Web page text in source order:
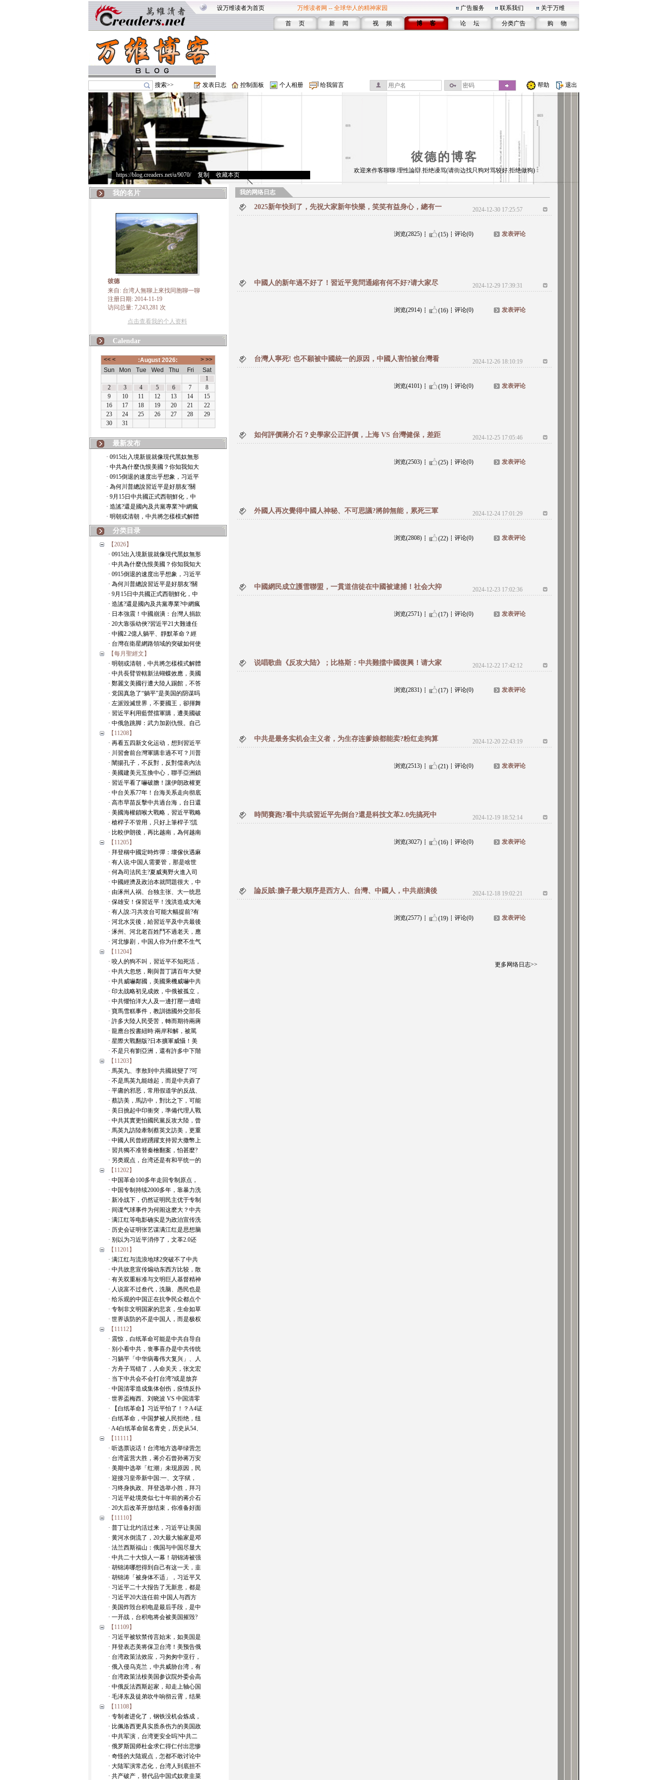
设万维读者为首页 万维读者网 -- 全球华人的精神家园 广告服务 联系我们 关于万维
首 页 新 闻 视 频 博 客 论 坛 分类广告 购 物
搜索>> 发表日志 控制面板 个人相册 给我留言 帮助 退出
彼德的博客
https://blog.creaders.net/u/9070/> 复制 收藏本页
欢迎来作客聊聊.理性論辯.拒绝谩骂(请街边找只狗对骂较好.拒绝做狗)
我的名片
彼德
来自: 台湾人無聊上來找同胞聊一聊
注册日期: 2014-11-19
访问总量: 7,243,281 次
点击查看我的个人资料
Calendar
最新发布
· 0915出入境新規就像現代黑奴無形
· 中共為什麼仇恨美國？你知我知大
· 0915倒退的速度出乎想象，习近平
· 為何川普總說習近平是好朋友?關
· 9月15日中共國正式西朝鮮化，中
· 造謠?還是國內及共黨專業?中網瘋
· 明朝或清朝，中共將怎樣模式解體
分类目录
【2026】
· 0915出入境新規就像現代黑奴無形
· 中共為什麼仇恨美國？你知我知大
· 0915倒退的速度出乎想象，习近平
· 為何川普總說習近平是好朋友?關
· 9月15日中共國正式西朝鮮化，中
· 造謠?還是國內及共黨專業?中網瘋
· 日本強震！中國崩潰：台灣人捐款
· 20大靠張幼俠?習近平21大難連任
· 中國2.2億人躺平、靜默革命？經
· 台灣在衛星網路領域的突破如何使
【每月聖經文】
· 明朝或清朝，中共將怎樣模式解體
· 中共長臂管轄新法蝴蝶效應，美國
· 鄭麗文美國行遭大陸人踢館，不答
· 党国真急了“躺平”是美国的阴谋吗
· 左派毀滅世界，不要國王，卻揮舞
· 習近平利用藍營擋軍購，遭美國破
· 中俄急跳脚：武力加剧仇恨。自己
【11208】
· 再看五四新文化运动，想到習近平
· 川習會前台灣軍購非過不可？川普
· 闡揚孔子，不反對，反對儒表內法
· 美國建美元互換中心，聯手亞洲鎖
· 習近平看了嚇破膽！讓伊朗政權更
· 中台关系77年！台海关系走向彻底
· 高市早苗反擊中共過台海，台日還
· 美國海權鎖喉大戰略，習近平戰略
· 槍桿子不管用，只好上筆桿子?謊
· 比較伊朗後，再比越南，為何越南
【11205】
· 拜登稱中國定時炸彈：壞傢伙遇麻
· 有人说:中国人需要管，那是啥世
· 何為司法民主?夏威夷野火進入司
· 中國經濟及政治本就問題很大，中
· 由涿州人祸、台独主张、大一统思
· 保雄安！保習近平！洩洪造成大淹
· 有人說:习共攻台可能大幅提前?有
· 河北水災後，給習近平及中共最後
· 涿州、河北老百姓鬥不過老天，應
· 河北惨剧，中国人你为什麽不生气
【11204】
· 咬人的狗不叫，習近平不知死活，
· 中共大忽悠，剛與普丁講百年大變
· 中共威嚇鄰國，美國乘機威嚇中共
· 印太战略初见成效，中俄被孤立，
· 中共懼怕洋大人及一邊打壓一邊暗
· 寶馬雪糕事件，教訓德國外交部長
· 許多大陸人民受苦，轉而期待兩蔣
· 龍應台投書紐時:兩岸和解，被罵
· 星際大戰翻版?日本擴軍威懾！美
· 不是只有劉亞洲，還有許多中下階
【11203】
· 馬英九、李敖到中共國就變了?可
· 不是馬英九能雄起，而是中共孬了
· 平庸的邪恶，常用假道学的反战、
· 蔡訪美，馬訪中，對比之下，可能
· 美日挑起中印衝突，準備代理人戰
· 中共其實更怕國民黨反攻大陸，曾
· 馬英九訪陸牽制蔡英文訪美，更重
· 中國人民曾經踴躍支持習大撒幣上
· 習共獨不准替秦檜翻案，怕甚麼?
· 另类观点，台湾还是有和平统一的
【11202】
· 中国革命100多年走回专制原点，
· 中国专制持续2000多年，靠暴力洗
· 新冷战下，仍然证明民主优于专制
· 间谍气球事件为何闹这麽大？中共
· 满江红等电影确实是为政治宣传洗
· 历史会证明张艺谋满江红是思想脑
· 别以为习近平消停了，文革2.0还
【11201】
· 满江红与流浪地球2突破不了中共
· 中共故意宣传煽动东西方比较，散
· 有关双重标准与文明巨人基督精神
· 人说富不过叁代，洗脑、愚民也是
· 给乐观的中国正在抗争民众都点个
· 专制非文明国家的悲哀，生命如草
· 世界该防的不是中国人，而是极权
【11112】
· 震惊，白纸革命可能是中共自导自
· 别小看中共，丧事喜办是中共传统
· 习躺平「中华病毒伟大复兴」、人
· 方舟子骂错了，人命关天，张文宏
· 当下中共会不会打台湾?或是放弃
· 中国清零造成集体创伤，疫情反扑
· 世界盃梅西、刘晓波 VS 中国清零
· 【白纸革命】习近平怕了！？A4证
· 白纸革命，中国梦被人民拒绝，纽
· A4白纸革命留名青史，历史从54、
【11111】
· 听选票说话！台湾地方选举绿营怎
· 台湾蓝营大胜，蒋介石曾孙蒋万安
· 美期中选举「红潮」未现原因，民
· 迎接习皇帝新中国:一、文字狱，
· 习终身执政、拜登选举小胜，拜习
· 习近平处境类似七十年前的蒋介石
· 20大后改革开放结束，你准备好面
【11110】
· 普丁让北约活过来，习近平让美国
· 黄河水倒流了，20大最大输家是邓
· 法兰西斯福山：俄国与中国尽显大
· 中共二十大惊人一幕！胡锦涛被强
· 胡锦涛哪想得到自己有这一天，韭
· 胡锦涛「被身体不适」，习近平又
· 习近平二十大报告了无新意，都是
· 习近平20大连任前:中国人与西方
· 美国炸毁台积电是最后手段，是中
· 一开战，台积电将会被美国摧毁?
【11109】
· 习近平被软禁传言始末，如美国是
· 拜登表态美将保卫台湾！美预告俄
· 台湾政策法效应，习匆匆中亚行，
· 俄入侵乌克兰，中共威胁台湾，有
· 台湾政策法桉美国参议院外委会高
· 中俄反法西斯起家，却走上轴心国
· 毛泽东及徒弟吹牛响彻云霄，结果
【11108】
· 专制者进化了，钢铁没机会炼成，
· 比佩洛西更具实质杀伤力的美国政
· 中共军演，台湾更安全吗?中共二
· 俄罗斯国师杜金求仁得仁付出悲惨
· 奇怪的大陆观点，怎都不敢讨论中
· 大陆军演常态化，台湾人到底担不
· 共产破产，替代品中国式奴隶韭菜
我的网络日志
2025新年快到了，先祝大家新年快樂，笑笑有益身心，總有一 2024-12-30 17:25:57
浏览(2825) (15) 评论(0) 发表评论
中國人的新年過不好了！習近平竟問通縮有何不好?请大家尽 2024-12-29 17:39:31
浏览(2914) (16) 评论(0) 发表评论
台灣人寧死! 也不願被中國統一的原因，中國人害怕被台灣看 2024-12-26 18:10:19
浏览(4101) (19) 评论(0) 发表评论
如何評價蔣介石？史學家公正評價，上海 VS 台灣健保，差距 2024-12-25 17:05:46
浏览(2503) (25) 评论(0) 发表评论
外國人再次覺得中國人神秘、不可思議?將帥無能，累死三軍 2024-12-24 17:01:29
浏览(2808) (22) 评论(0) 发表评论
中國網民成立護雪聯盟，一貫道信徒在中國被逮捕！社会大抑 2024-12-23 17:02:36
浏览(2571) (17) 评论(0) 发表评论
说唱歌曲《反攻大陆》；比格斯：中共難擋中國復興！请大家 2024-12-22 17:42:12
浏览(2831) (17) 评论(0) 发表评论
中共是最务实机会主义者，为生存连爹娘都能卖?粉红走狗算 2024-12-20 22:43:19
浏览(2513) (21) 评论(0) 发表评论
時間賽跑?看中共或習近平先倒台?還是科技文革2.0先搞死中 2024-12-19 18:52:14
浏览(3027) (16) 评论(0) 发表评论
論反賊:膽子最大順序是西方人、台灣、中國人，中共崩潰後 2024-12-18 19:02:21
浏览(2577) (19) 评论(0) 发表评论
更多网络日志>>